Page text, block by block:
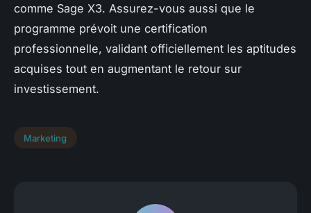
comme Sage X3. Assurez-vous aussi que le
programme prévoit une certification
professionnelle, validant officiellement les aptitudes
acquises tout en augmentant le retour sur
investissement.
Marketing